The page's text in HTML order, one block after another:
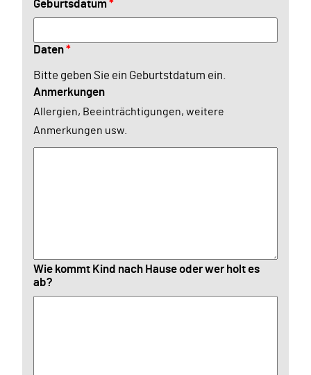
Geburtsdatum*
Daten*
Bitte geben Sie ein Geburtstdatum ein.
Anmerkungen
Allergien, Beeinträchtigungen, weitere
Anmerkungen usw.
Wie kommt Kind nach Hause oder wer holt es
ab?